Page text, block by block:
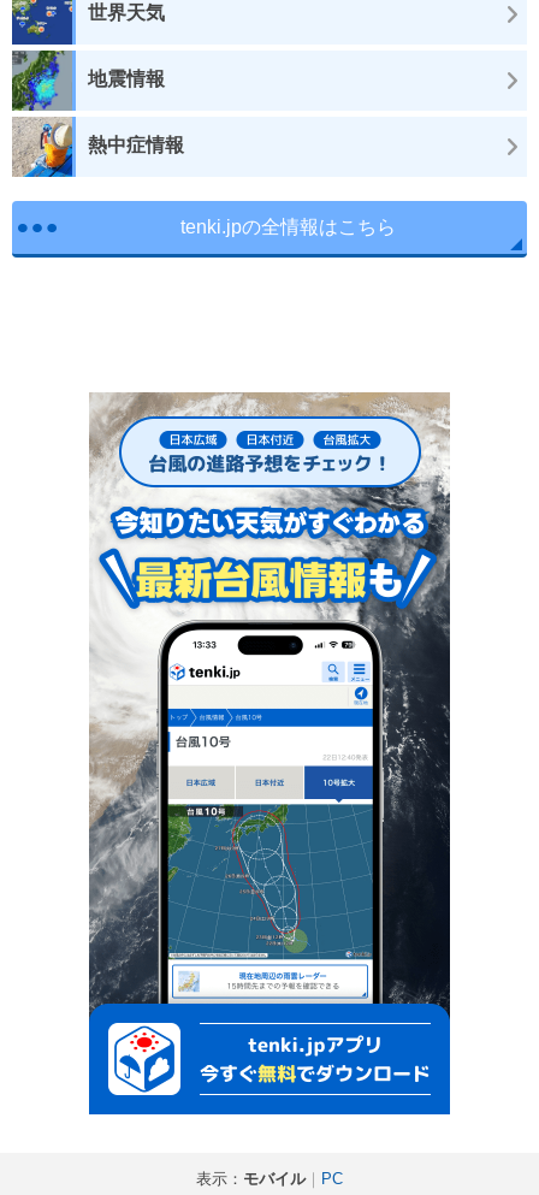
世界天気
地震情報
熱中症情報
tenki.jpの全情報はこちら
表示： モバイル｜ PC